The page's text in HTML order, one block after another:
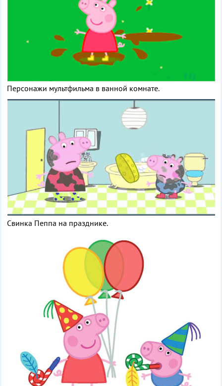
Персонажи мультфильма в ванной комнате.
Свинка Пеппа на празднике.